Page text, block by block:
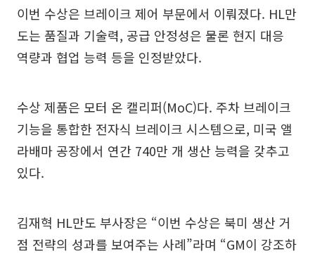
이번 수상은 브레이크 제어 부문에서 이뤄졌다. HL만
도는 품질과 기술력, 공급 안정성은 물론 현지 대응
역량과 협업 능력 등을 인정받았다.
수상 제품은 모터 온 캘리퍼(MoC)다. 주차 브레이크
기능을 통합한 전자식 브레이크 시스템으로, 미국 앨
라배마 공장에서 연간 740만 개 생산 능력을 갖추고
있다.
김재혁 HL만도 부사장은 “이번 수상은 북미 생산 거
점 전략의 성과를 보여주는 사례”라며 “GM이 강조하